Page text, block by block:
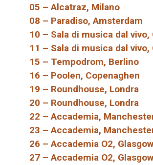
05 – Alcatraz, Milano
08 – Paradiso, Amsterdam
10 – Sala di musica dal vivo,
11 – Sala di musica dal vivo,
15 – Tempodrom, Berlino
16 – Poolen, Copenaghen
19 – Roundhouse, Londra
20 – Roundhouse, Londra
22 – Accademia,
23 – Accademia,
26 – Accademia O2, Glasgow
27 – Accademia O2, Glasgow